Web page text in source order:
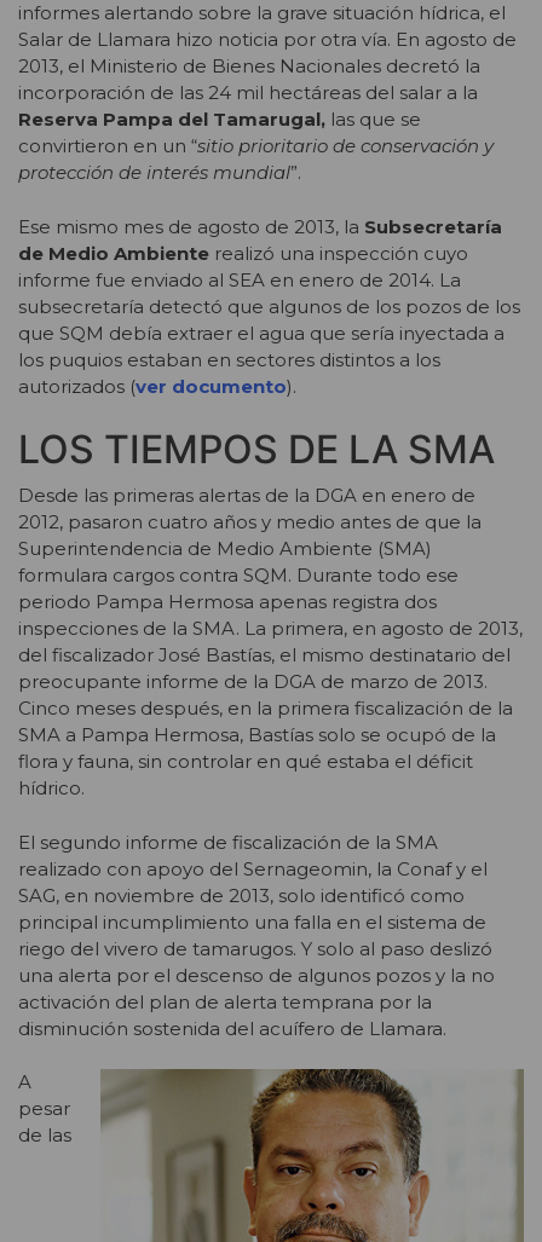
informes alertando sobre la grave situación hídrica, el
Salar de Llamara hizo noticia por otra vía. En agosto de
2013, el Ministerio de Bienes Nacionales decretó la
incorporación de las 24 mil hectáreas del salar a la
Reserva Pampa del Tamarugal, las que se
convirtieron en un “sitio prioritario de conservación y
protección de interés mundial”.
Ese mismo mes de agosto de 2013, la Subsecretaría
de Medio Ambiente realizó una inspección cuyo
informe fue enviado al SEA en enero de 2014. La
subsecretaría detectó que algunos de los pozos de los
que SQM debía extraer el agua que sería inyectada a
los puquios estaban en sectores distintos a los
autorizados (ver documento).
LOS TIEMPOS DE LA SMA
Desde las primeras alertas de la DGA en enero de
2012, pasaron cuatro años y medio antes de que la
Superintendencia de Medio Ambiente (SMA)
formulara cargos contra SQM. Durante todo ese
periodo Pampa Hermosa apenas registra dos
inspecciones de la SMA. La primera, en agosto de 2013,
del fiscalizador José Bastías, el mismo destinatario del
preocupante informe de la DGA de marzo de 2013.
Cinco meses después, en la primera fiscalización de la
SMA a Pampa Hermosa, Bastías solo se ocupó de la
flora y fauna, sin controlar en qué estaba el déficit
hídrico.
El segundo informe de fiscalización de la SMA
realizado con apoyo del Sernageomin, la Conaf y el
SAG, en noviembre de 2013, solo identificó como
principal incumplimiento una falla en el sistema de
riego del vivero de tamarugos. Y solo al paso deslizó
una alerta por el descenso de algunos pozos y la no
activación del plan de alerta temprana por la
disminución sostenida del acuífero de Llamara.
A
pesar
de las